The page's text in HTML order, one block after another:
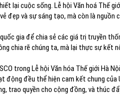
lại cuộc sống. Lễ hội Văn hoá Thế
đẹp và sự sáng tạo, mà còn là nguồn
gia để chia sẻ các giá trị truyền
chia rẽ chúng ta, mà lại thực sự kết
trong Lễ hội Văn hóa Thế giới Hà
động đều thể hiện cam kết chung của
trao quyền cho cộng đồng, và thúc